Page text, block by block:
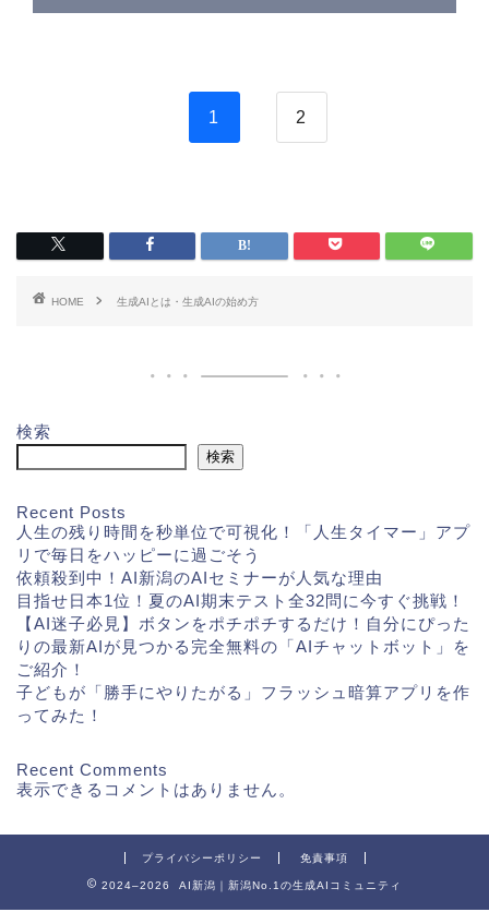
1 2
HOME 生成AIとは・生成AIの始め方
検索
検索
Recent Posts
人生の残り時間を秒単位で可視化！「人生タイマー」アプ
リで毎日をハッピーに過ごそう
依頼殺到中！AI新潟のAIセミナーが人気な理由
目指せ日本1位！夏のAI期末テスト全32問に今すぐ挑戦！
【AI迷子必見】ボタンをポチポチするだけ！自分にぴった
りの最新AIが見つかる完全無料の「AIチャットボット」を
ご紹介！
子どもが「勝手にやりたがる」フラッシュ暗算アプリを作
ってみた！
Recent Comments
表示できるコメントはありません。
プライバシーポリシー 免責事項
2024–2026 AI新潟｜新潟No.1の生成AIコミュニティ